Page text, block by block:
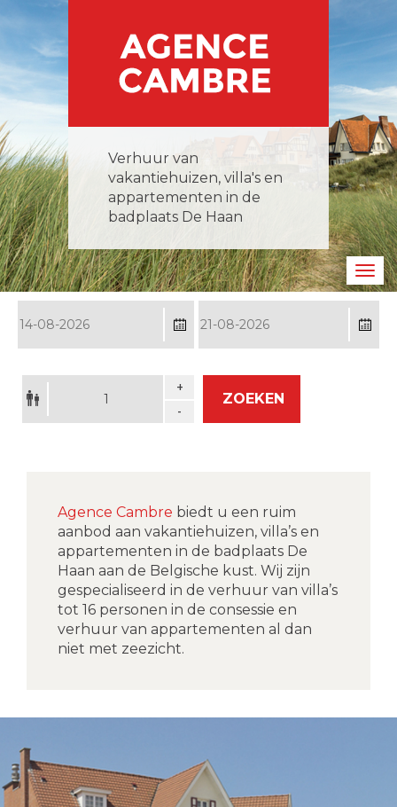
Overslaan
de
gaan
Verhuur van
vakantiehuizen, villa's en
appartementen in de
badplaats De Haan
van
ZOEKEN
Agence Cambre biedt u een ruim
aanbod aan vakantiehuizen, villa’s en
appartementen in de badplaats De
Haan aan de Belgische kust. Wij zijn
gespecialiseerd in de verhuur van villa’s
tot 16 personen in de consessie en
verhuur van appartementen al dan
niet met zeezicht.